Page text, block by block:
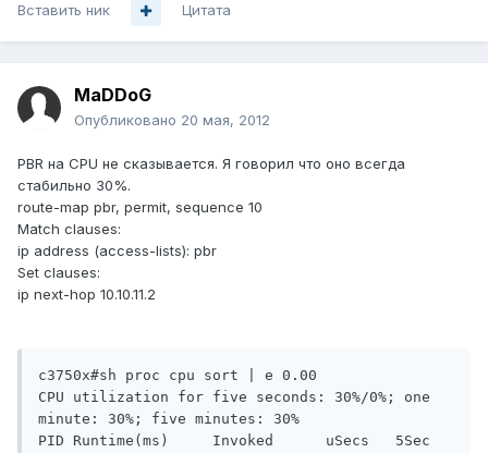
Вставить ник Цитата
MaDDoG
Опубликовано 20 мая, 2012
PBR на CPU не сказывается. Я говорил что оно всегда
стабильно 30%.
route-map pbr, permit, sequence 10
Match clauses:
ip address (access-lists): pbr
Set clauses:
ip next-hop 10.10.11.2
c3750x#sh proc cpu sort | e 0.00
CPU utilization for five seconds: 30%/0%; one
minute: 30%; five minutes: 30%
PID Runtime(ms)     Invoked      uSecs   5Sec